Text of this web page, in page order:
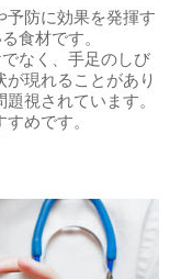
予防に効果を発揮す
食材です。
なく、手足のしび
現れることがあり
視されています。
めです。